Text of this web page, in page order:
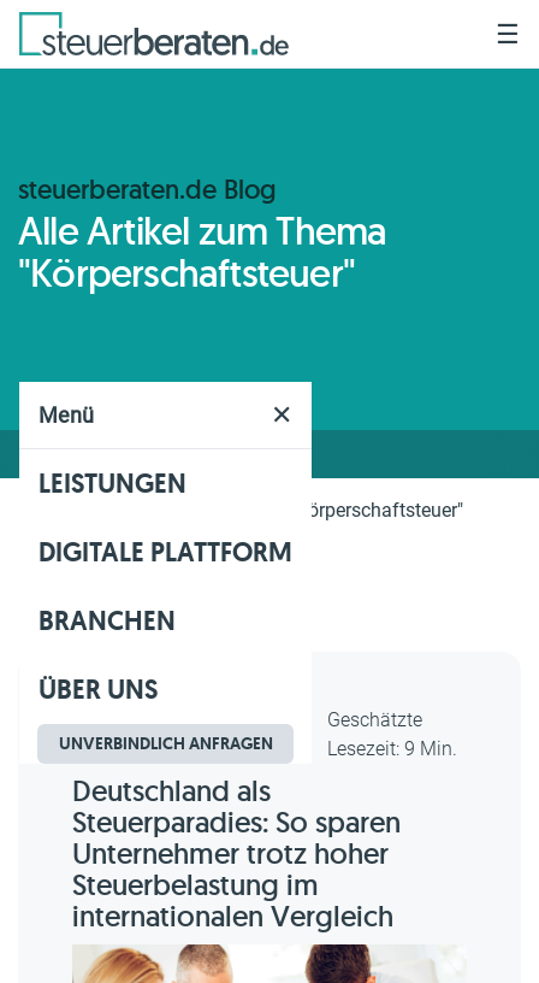
Menü ✕
LEISTUNGEN
DIGITALE PLATTFORM
BRANCHEN
ÜBER UNS
UNVERBINDLICH ANFRAGEN
☰
steuerberaten.de Blog
Alle Artikel zum Thema
"Körperschaftsteuer"
"Körperschaftsteuer"
Dipl.-Kfm. Christian Gebert,
erstellt am 06.08.2026
Geschätzte
Lesezeit: 9 Min.
Deutschland als
Steuerparadies: So sparen
Unternehmer trotz hoher
Steuerbelastung im
internationalen Vergleich